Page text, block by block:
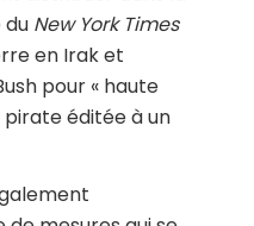
du New York Times
en Irak et
pour « haute
éditée à un